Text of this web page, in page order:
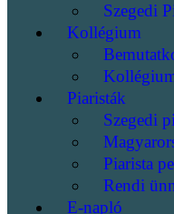
Szegedi
Kollégium
Piaristák
Szegedi
Piarista
Rendi
E-napló